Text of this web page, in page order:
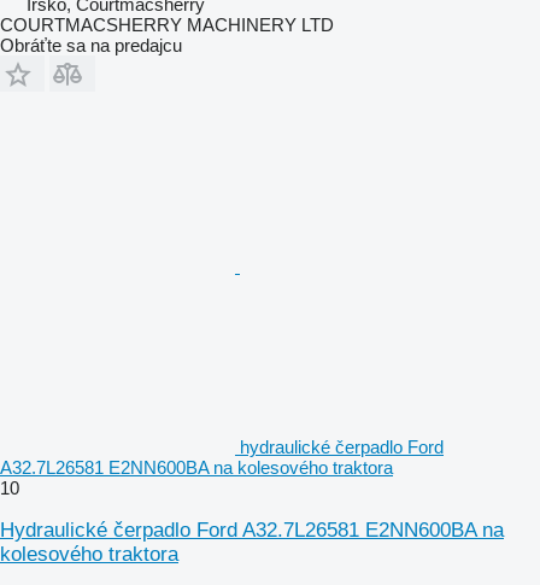
COURTMACSHERRY MACHINERY LTD
Obráťte sa na predajcu
hydraulické čerpadlo Ford
A32.7L26581 E2NN600BA na kolesového traktora
10
Hydraulické čerpadlo Ford A32.7L26581 E2NN600BA na
kolesového traktora